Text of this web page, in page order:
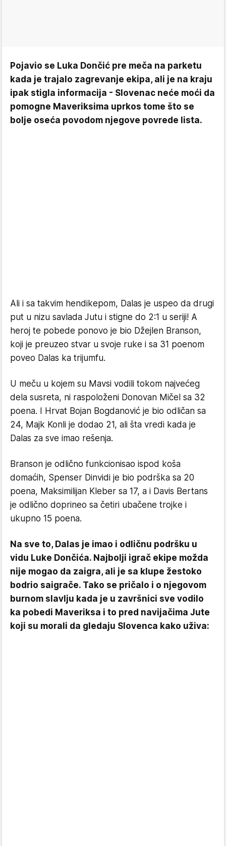
Pojavio se Luka Dončić pre meča na parketu
kada je trajalo zagrevanje ekipa, ali je na kraju
ipak stigla informacija - Slovenac neće moći da
pomogne Maveriksima uprkos tome što se
bolje oseća povodom njegove povrede lista.
Ali i sa takvim hendikepom, Dalas je uspeo da drugi
put u nizu savlada Jutu i stigne do 2:1 u seriji! A
heroj te pobede ponovo je bio Džejlen Branson,
koji je preuzeo stvar u svoje ruke i sa 31 poenom
poveo Dalas ka trijumfu.
U meču u kojem su Mavsi vodili tokom najvećeg
dela susreta, ni raspoloženi Donovan Mičel sa 32
poena. I Hrvat Bojan Bogdanović je bio odličan sa
24, Majk Konli je dodao 21, ali šta vredi kada je
Dalas za sve imao rešenja.
Branson je odlično funkcionisao ispod koša
domaćih, Spenser Dinvidi je bio podrška sa 20
poena, Maksimilijan Kleber sa 17, a i Davis Bertans
je odlično doprineo sa četiri ubačene trojke i
ukupno 15 poena.
Na sve to, Dalas je imao i odličnu podršku u
vidu Luke Dončića. Najbolji igrač ekipe možda
nije mogao da zaigra, ali je sa klupe žestoko
bodrio saigrače. Tako se pričalo i o njegovom
burnom slavlju kada je u završnici sve vodilo
ka pobedi Maveriksa i to pred navijačima Jute
koji su morali da gledaju Slovenca kako uživa: